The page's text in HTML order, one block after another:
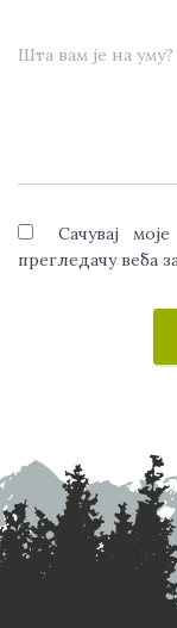
Шта вам је на уму?
Сачувај
прегледачу веба